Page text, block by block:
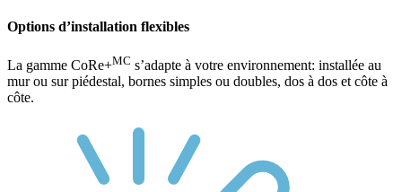
Options d’installation flexibles
La gamme CoRe+MC s’adapte à votre environnement: installée au
mur ou sur piédestal, bornes simples ou doubles, dos à dos et côte à
côte.